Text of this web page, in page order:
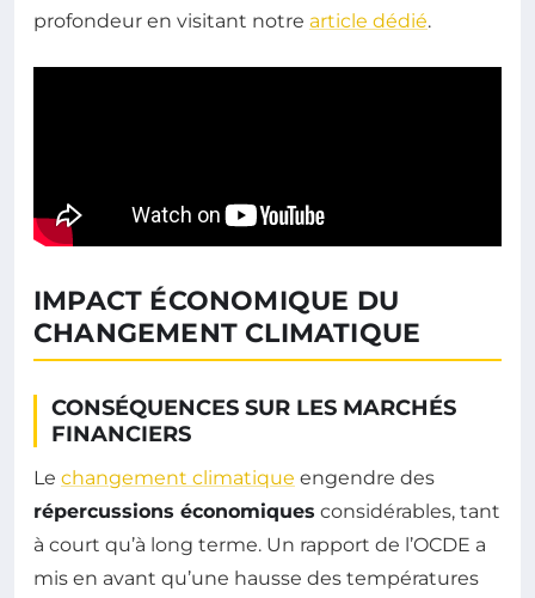
profondeur en visitant notre article dédié.
IMPACT ÉCONOMIQUE DU
CHANGEMENT CLIMATIQUE
CONSÉQUENCES SUR LES MARCHÉS
FINANCIERS
Le changement climatique engendre des
répercussions économiques considérables, tant
à court qu’à long terme. Un rapport de l’OCDE a
mis en avant qu’une hausse des températures